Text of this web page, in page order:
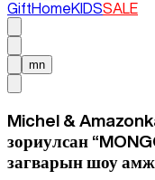
GiftHomeKIDSSALE
mn
Michel &
зориулсан
загварын шоу